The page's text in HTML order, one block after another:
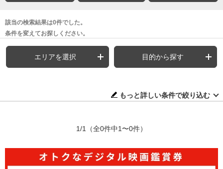
該当の検索結果は0件でした。
条件を変えてお探しください。
エリアを選択 目的から探す
もっと詳しい条件で絞り込む
1/1 （全0件中1〜0件）